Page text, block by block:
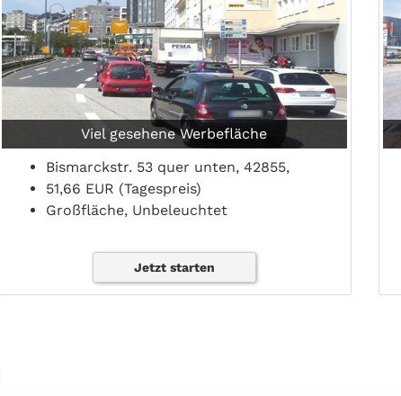
Viel gesehene Werbefläche
Bismarckstr. 53 quer unten, 42855,
51,66 EUR (Tagespreis)
Großfläche, Unbeleuchtet
Jetzt starten